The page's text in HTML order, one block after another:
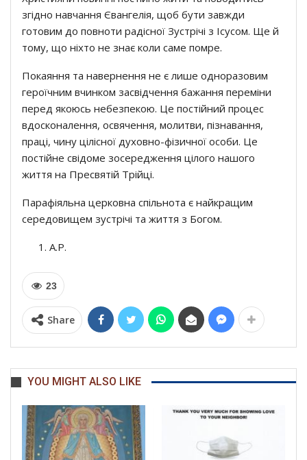
згідно навчання Євангелія, щоб бути завжди
готовим до повноти радісної Зустрічі з Ісусом. Ще й
тому, що ніхто не знає коли саме помре.
Покаяння та навернення не є лише одноразовим
героїчним вчинком засвідчення бажання переміни
перед якоюсь небезпекою. Це постійний процес
вдосконалення, освячення, молитви, пізнавання,
праці, чину цілісної духовно-фізичної особи. Це
постійне свідоме зосередження цілого нашого
життя на Пресвятій Трійці.
Парафіяльна церковна спільнота є найкращим
середовищем зустрічі та життя з Богом.
A.P.
23
Share
YOU MIGHT ALSO LIKE